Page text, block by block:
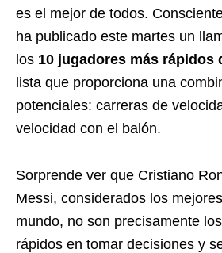
es el mejor de todos.
ha publicado este martes un
los 10 jugadores más rápidos
lista que proporciona una
potenciales: carreras de
velocidad con el balón.
Sorprende ver que Cristiano
Messi, considerados los
mundo, no son precisamente
rápidos en tomar decisiones y